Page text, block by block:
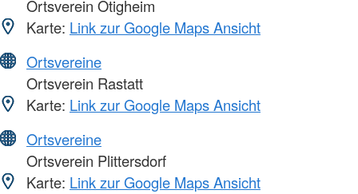
Ortsverein Ötigheim
Karte: Link zur Google Maps Ansicht
Ortsvereine
Ortsverein Rastatt
Karte: Link zur Google Maps Ansicht
Ortsvereine
Ortsverein Plittersdorf
Karte: Link zur Google Maps Ansicht